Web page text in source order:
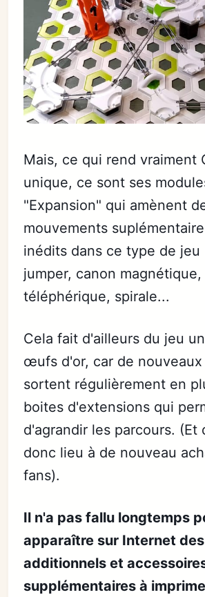
Mais, ce qui rend vraiment
unique, ce sont ses
"Expansion" qui amènent
mouvements
inédits dans ce type de jeu
jumper, canon magnétique,
téléphérique, spirale...
Cela fait d'ailleurs du jeu
œufs d'or, car de nouveaux
sortent régulièrement en
boites d'extensions qui
d'agrandir les parcours. (Et
donc lieu à de nouveau
fans).
Il n'a pas fallu longtemps
apparaître sur Internet
additionnels et
supplémentaires à